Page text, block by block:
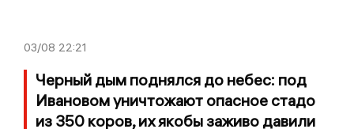
03/08 22:21
Черный дым поднялся до небес: под
Ивановом уничтожают опасное стадо
из 350 коров, их якобы заживо давили